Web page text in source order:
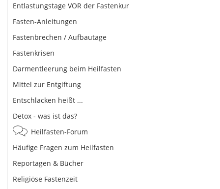
Entlastungstage VOR der Fastenkur
Fasten-Anleitungen
Fastenbrechen / Aufbautage
Fastenkrisen
Darmentleerung beim Heilfasten
Mittel zur Entgiftung
Entschlacken heißt ...
Detox - was ist das?
Heilfasten-Forum
Häufige Fragen zum Heilfasten
Reportagen & Bücher
Religiöse Fastenzeit